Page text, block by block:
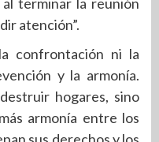
atención”.
confrontación ni la
y la armonía.
hogares, sino
armonía entre los